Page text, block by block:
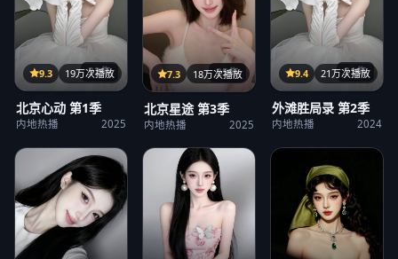
32集
9.3 19万次播放
北京心动 第1季
内地热播 2025
25集
7.3 18万次播放
北京星途 第3季
内地热播 2025
21集
9.4 21万次播放
外滩胜局录 第2季
内地热播 2024